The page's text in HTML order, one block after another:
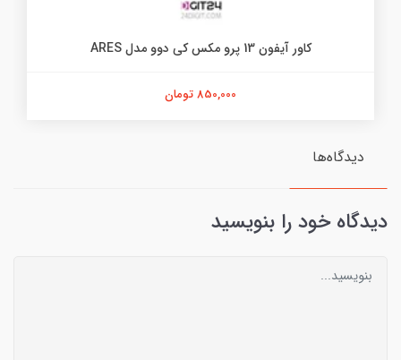
کاور آیفون 13 پرو مکس کی دوو مدل ARES
850,000 تومان
دیدگاه‌ها
دیدگاه خود را بنویسید